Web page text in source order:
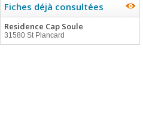
Fiches déjà consultées
Residence Cap Soule
31580 St Plancard